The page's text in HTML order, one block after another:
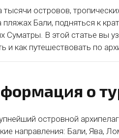
островов,
Бали, подняться к
Суматры. В этой статье вы
и как путешествовать по
о
островной
направления: Бали, Ява,